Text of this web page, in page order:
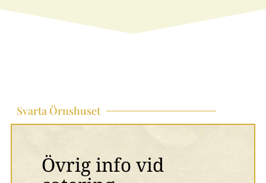
Svarta Örnshuset
Övrig info vid